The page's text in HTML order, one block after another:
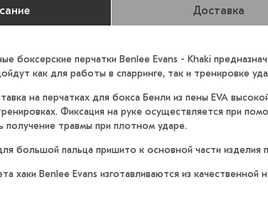
Доставка
боксерские перчатки Benlee Evans - Khaki
как для работы в спарринге, так и тренировке
на перчатках для бокса Бенли из пены EVA
Фиксация на руке осуществляется при
получение травмы при плотном ударе.
большой пальца пришито к основной части
хаки Benlee Evans изготавливаются из